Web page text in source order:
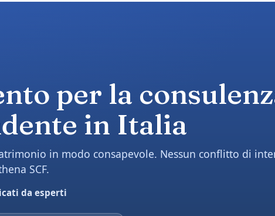
per la
in Italia
in modo consapevole. Nessun conflitto di
SCF.
da esperti